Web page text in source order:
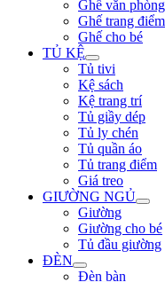
Ghế văn phòng
Ghế trang điểm
Ghế cho bé
TỦ KỆ
Tủ tivi
Kệ sách
Kệ trang trí
Tủ giầy dép
Tủ ly chén
Tủ quần áo
Tủ trang điểm
Giá treo
GIƯỜNG NGỦ
Giường
Giường cho bé
Tủ đầu giường
ĐÈN
Đèn bàn